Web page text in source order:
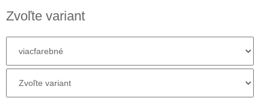
cena:
Zvoľte variant